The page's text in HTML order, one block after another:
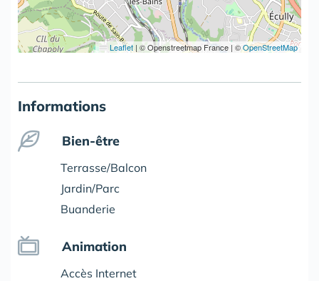
Leaflet | © Openstreetmap France | ©OpenStreetMap
Informations
Bien-être
Terrasse/Balcon
Jardin/Parc
Buanderie
Animation
Accès Internet